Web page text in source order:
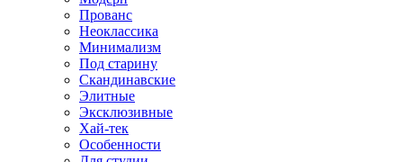
Прованс
Неоклассика
Минимализм
Под старину
Скандинавские
Элитные
Эксклюзивные
Хай-тек
Особенности